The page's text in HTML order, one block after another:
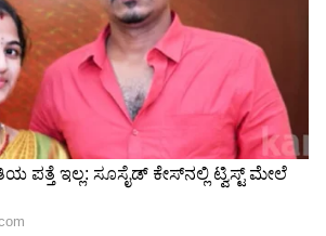
News
ಕರ್ಕಾಟಕ ರಾಶಿಯವರು